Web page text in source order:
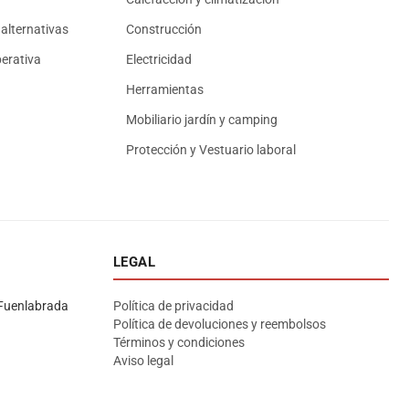
alternativas Construcción
Electricidad
Herramientas
Mobiliario jardín y camping
Protección y Vestuario laboral
LEGAL
Política de privacidad
Política de devoluciones y reembolsos
Términos y condiciones
Aviso legal
Asesor El Arroyo
En línea · responde en segundos
WhatsApp